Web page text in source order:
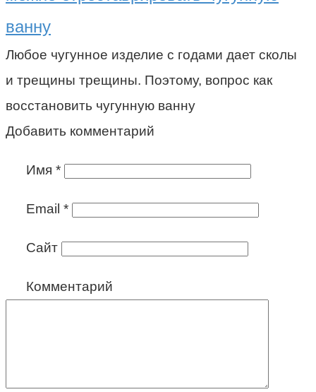
ванну
Любое чугунное изделие с годами дает сколы
и трещины трещины. Поэтому, вопрос как
восстановить чугунную ванну
Добавить комментарий
Имя *
Email *
Сайт
Комментарий